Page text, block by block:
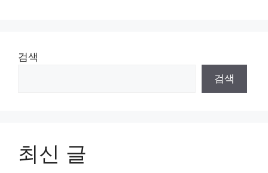
검색
검색
최신 글